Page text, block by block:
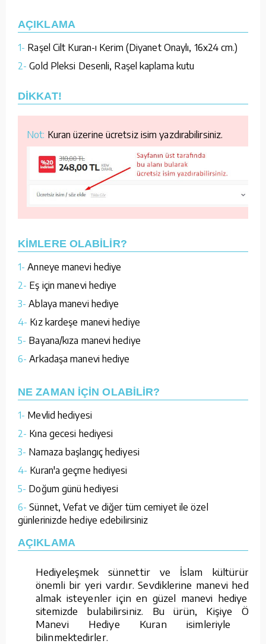
AÇIKLAMA
1- Raşel Cilt Kuran-ı Kerim (Diyanet Onaylı, 16x24 cm.)
2- Gold Pleksi Desenli, Raşel kaplama kutu
DİKKAT!
Not: Kuran üzerine ücretsiz isim yazdırabilirsiniz.
KİMLERE OLABİLİR?
1- Anneye manevi hediye
2- Eş için manevi hediye
3- Ablaya manevi hediye
4- Kız kardeşe manevi hediye
5- Bayana/kıza manevi hediye
6- Arkadaşa manevi hediye
NE ZAMAN İÇİN OLABİLİR?
1- Mevlid hediyesi
2- Kına gecesi hediyesi
3- Namaza başlangıç hediyesi
4- Kuran'a geçme hediyesi
5- Doğum günü hediyesi
6- Sünnet, Vefat ve diğer tüm cemiyet ile özel
günlerinizde hediye edebilirsiniz
AÇIKLAMA
Hediyeleşmek sünnettir ve İslam kültüründe
önemli bir yeri vardır. Sevdiklerine manevi hediye
almak isteyenler için en güzel manevi hediyeleri
sitemizde bulabilirsiniz. Bu ürün, Kişiye Özel
Manevi Hediye Kuran isimleriyle de
bilinmektedirler.